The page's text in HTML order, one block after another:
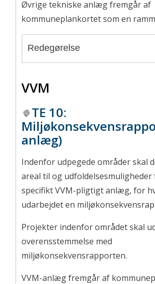
Øvrige tekniske anlæg fremgår af
kommuneplankortet som en
Redegørelse
VVM
TE 10:
anlæg)
Indenfor udpegede områder skal
areal til og
specifikt VVM-pligtigt anlæg, for
udarbejdet en
Projekter indenfor området skal
overensstemmelse med
miljøkonsekvensrapporten.
VVM-anlæg fremgår af